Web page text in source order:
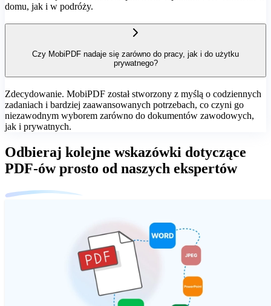
domu, jak i w podróży.
Czy MobiPDF nadaje się zarówno do pracy, jak i do użytku
prywatnego?
Zdecydowanie. MobiPDF został stworzony z myślą o codziennych
zadaniach i bardziej zaawansowanych potrzebach, co czyni go
niezawodnym wyborem zarówno do dokumentów zawodowych,
jak i prywatnych.
Odbieraj kolejne wskazówki dotyczące
PDF‑ów prosto od naszych ekspertów